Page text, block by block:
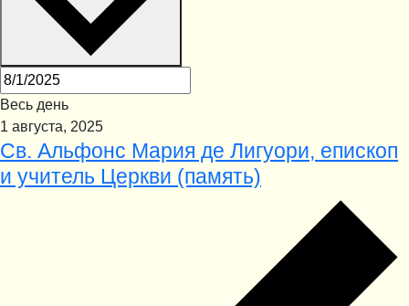
Весь день
1 августа, 2025
Св. Альфонс Мария де Лигуори, епископ
и учитель Церкви (память)